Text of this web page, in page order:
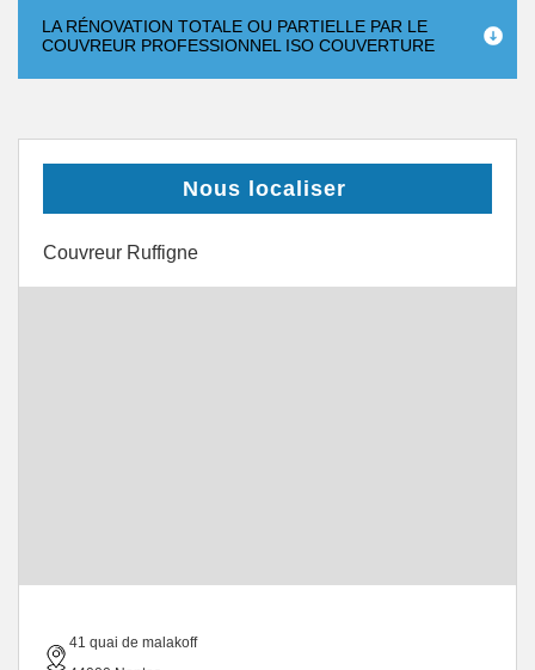
LA RÉNOVATION TOTALE OU PARTIELLE PAR LE
COUVREUR PROFESSIONNEL ISO COUVERTURE
Nous localiser
Couvreur Ruffigne
41 quai de malakoff